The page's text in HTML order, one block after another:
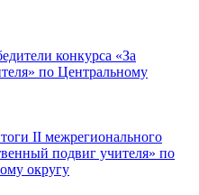
конкурса «За
по Центральному
II межрегионального
подвиг учителя» по
округу